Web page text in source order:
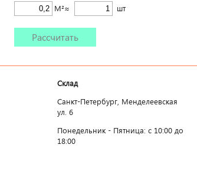
М²≈ шт
Рассчитать
Склад
Санкт-Петербург, Менделеевская
ул. 6
Понедельник - Пятница: c 10:00 до
18:00